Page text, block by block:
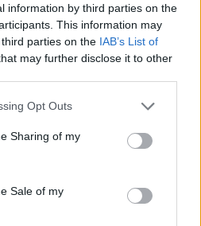
information by third parties on the
This information may
parties on the IAB’s List of
may further disclose it to other
Opt Outs
Sharing of my
Sale of my
a mentősökre